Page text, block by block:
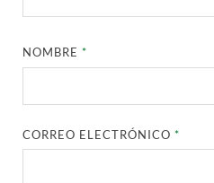
NOMBRE*
CORREO ELECTRÓNICO*